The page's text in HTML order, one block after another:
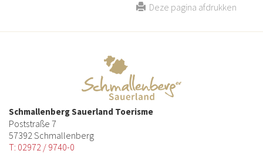
Deze pagina afdrukken
Schmallenberg Sauerland Toerisme
Poststraße 7
57392 Schmallenberg
T: 02972 / 9740-0